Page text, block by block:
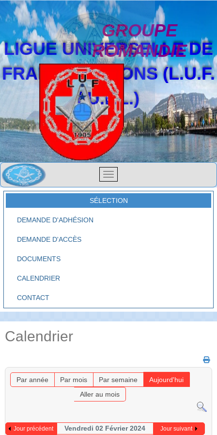
LIGUE UNIVERSELLE DE
FRANCS-MAÇONS (L.U.F.
/ U.F.L.)
GROUPE
ROMANDIE
SÉLECTION
DEMANDE D'ADHÉSION
DEMANDE D'ACCÈS
DOCUMENTS
CALENDRIER
CONTACT
Calendrier
Par année Par mois Par semaine
Aujourd'hui
Aller au mois
Jour précédent Vendredi 02 Février 2024 Jour suivant